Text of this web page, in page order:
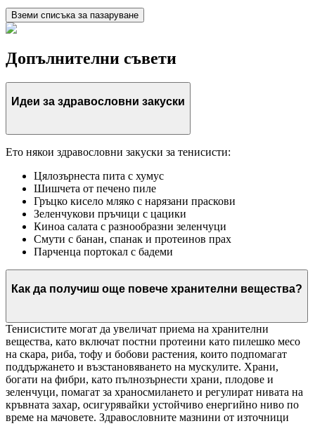
Вземи списъка за пазаруване
Допълнителни съвети
Идеи за здравословни закуски
Ето някои здравословни закуски за тенисисти:
Цялозърнеста пита с хумус
Шишчета от печено пиле
Гръцко кисело мляко с нарязани праскови
Зеленчукови пръчици с цацики
Киноа салата с разнообразни зеленчуци
Смути с банан, спанак и протеинов прах
Парченца портокал с бадеми
Как да получиш още повече хранителни вещества?
Тенисистите могат да увеличат приема на хранителни
вещества, като включат постни протеини като пилешко месо
на скара, риба, тофу и бобови растения, които подпомагат
поддържането и възстановяването на мускулите. Храни,
богати на фибри, като пълнозърнести храни, плодове и
зеленчуци, помагат за храносмилането и регулират нивата на
кръвната захар, осигурявайки устойчиво енергийно ниво по
време на мачовете. Здравословните мазнини от източници